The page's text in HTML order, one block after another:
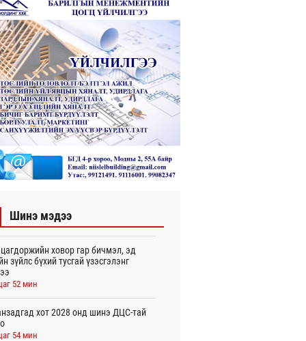
Шинэ мэдээ
ховор гар бичмэл, эд
зүйлс бүхий тусгай үзэсгэлэнг
52 мин
хот 2028 онд шинэ ДЦС-тай
54 мин